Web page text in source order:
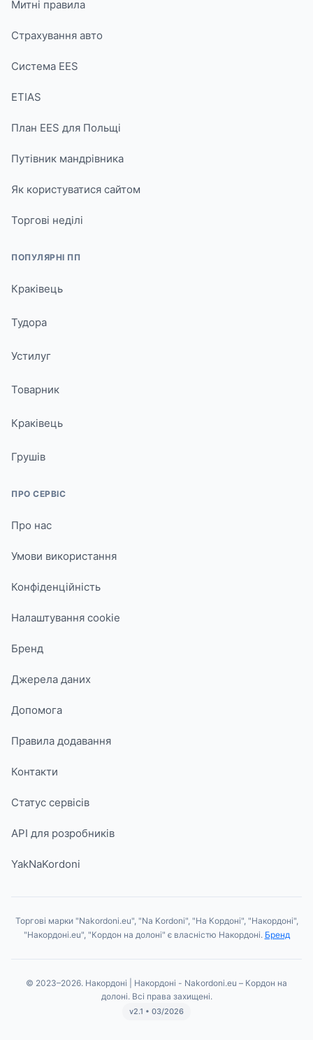
Митні правила
Страхування авто
Система EES
ETIAS
План EES для Польщі
Путівник мандрівника
Як користуватися сайтом
Торгові неділі
ПОПУЛЯРНІ ПП
Краківець
Тудора
Устилуг
Товарник
Краківець
Грушів
ПРО СЕРВІС
Про нас
Умови використання
Конфіденційність
Налаштування cookie
Бренд
Джерела даних
Допомога
Правила додавання
Контакти
Статус сервісів
API для розробників
YakNaKordoni
Торгові марки "Nakordoni.eu", "Na Kordoni", "На Кордоні", "Накордоні",
"Накордоні.eu", "Кордон на долоні" є власністю Накордоні. Бренд
© 2023–2026. Накордоні | Накордоні - Nakordoni.eu – Кордон на
долоні. Всі права захищені.
v2.1 • 03/2026